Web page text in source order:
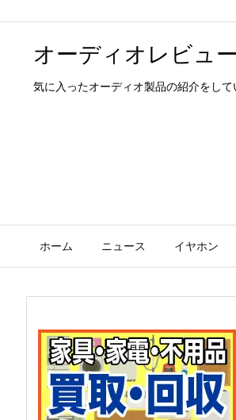
オーディオレビュ
気に入ったオーディオ製品の紹介をして
ホーム ニュース イヤホン